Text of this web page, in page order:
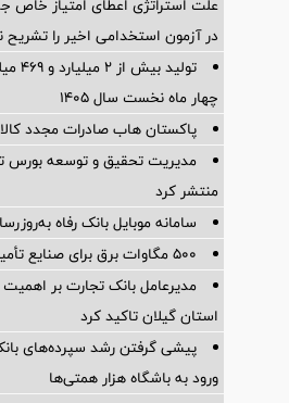
علت استراتژی اعطای امتیاز خاص
در آزمون استخدامی اخیر را تشریح
چهار ماه نخست سال ۱۴۰۵
پاکستان هاب صادرات مجدد
مدیریت تحقیق و توسعه‌ بورس
منتشر کرد
سامانه موبایل بانک رفاه
۵۰۰ مگاوات برق برای صنایع تأمین شد
مدیرعامل بانک تجارت بر
استان گیلان تاکید کرد
پیشی گرفتن رشد سپرده‌های
ورود به باشگاه هزار همتی‌ها